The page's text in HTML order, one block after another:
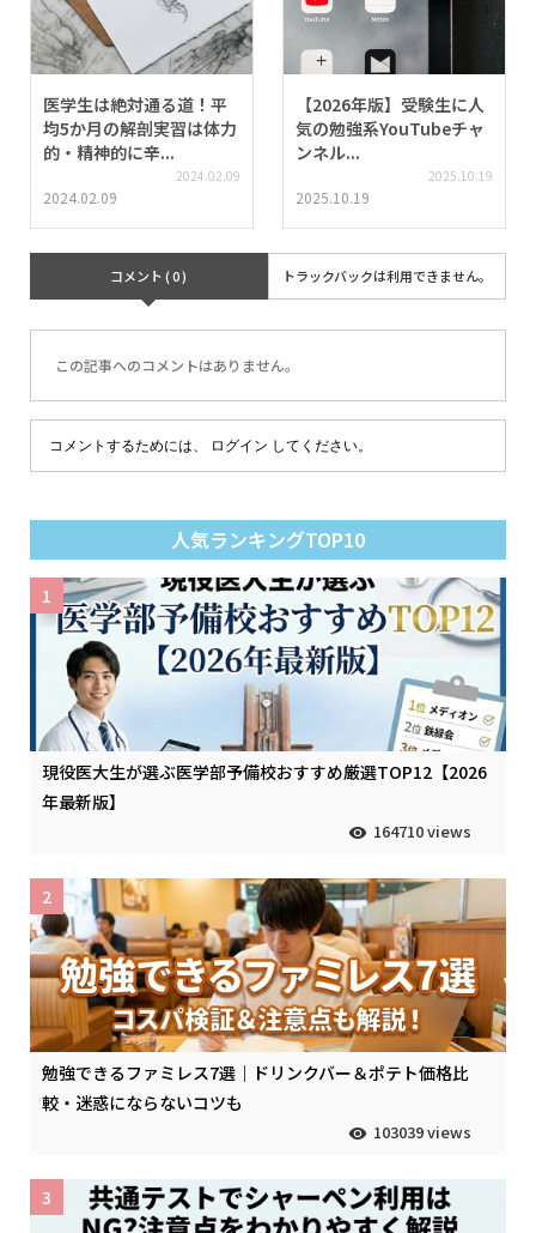
医学生は絶対通る道！平
均5か月の解剖実習は体力
的・精神的に辛...
2024.02.09
2024.02.09
【2026年版】受験生に人
気の勉強系YouTubeチャ
ンネル...
2025.10.19
2025.10.19
コメント ( 0 ) トラックバックは利用できません。
この記事へのコメントはありません。
コメントするためには、 ログイン してください。
人気ランキングTOP10
現役医大生が選ぶ医学部予備校おすすめ厳選TOP12【2026
年最新版】
164710 views
1
勉強できるファミレス7選｜ドリンクバー＆ポテト価格比
較・迷惑にならないコツも
103039 views
2
3